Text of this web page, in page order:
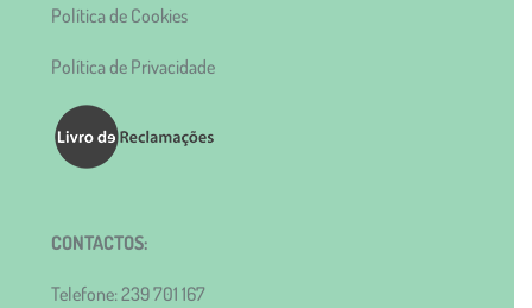
Política de Cookies
Política de Privacidade
CONTACTOS:
Telefone: 239 701 167